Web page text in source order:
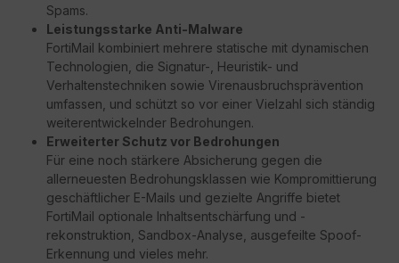
Spams.
Leistungsstarke Anti-Malware
FortiMail kombiniert mehrere statische mit dynamischen
Technologien, die Signatur-, Heuristik- und
Verhaltenstechniken sowie Virenausbruchsprävention
umfassen, und schützt so vor einer Vielzahl sich ständig
weiterentwickelnder Bedrohungen.
Erweiterter Schutz vor Bedrohungen
Für eine noch stärkere Absicherung gegen die
allerneuesten Bedrohungsklassen wie Kompromittierung
geschäftlicher E-Mails und gezielte Angriffe bietet
FortiMail optionale Inhaltsentschärfung und -
rekonstruktion, Sandbox-Analyse, ausgefeilte Spoof-
Erkennung und vieles mehr.